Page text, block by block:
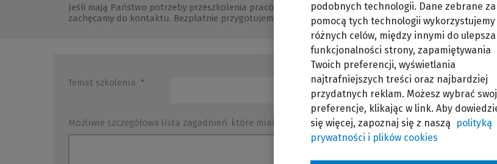
Jeśli mają Państwo potrzeby przeszkolenia pracowników z Państwa organizacji to
zachęcamy do kontaktu. Bezpłatnie przygotujemy dla Państwa ofertę.
Temat szkolenia *
Możliwie szczegółowa lista zagadnień, które miałyby stać się przedmiotem szkolenia
podobnych technologii. Dane zebrane za
pomocą tych technologii
różnych celów, między innymi do
funkcjonalności strony, zapamiętywania
Twoich preferencji, wyświetlania
najtrafniejszych treści oraz najbardziej
przydatnych reklam. Możesz wybrać
preferencje, klikając w link. Aby
się więcej, zapoznaj się z naszą
polityką
prywatności i plików cookies